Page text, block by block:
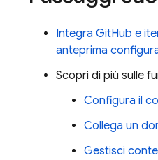
Integra GitHub e
anteprima
Scopri di più sulle
Configura il
Collega un
Gestisci